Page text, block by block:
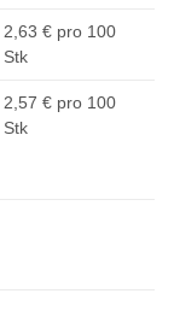
2,63 € pro 100
Stk
2,57 € pro 100
Stk